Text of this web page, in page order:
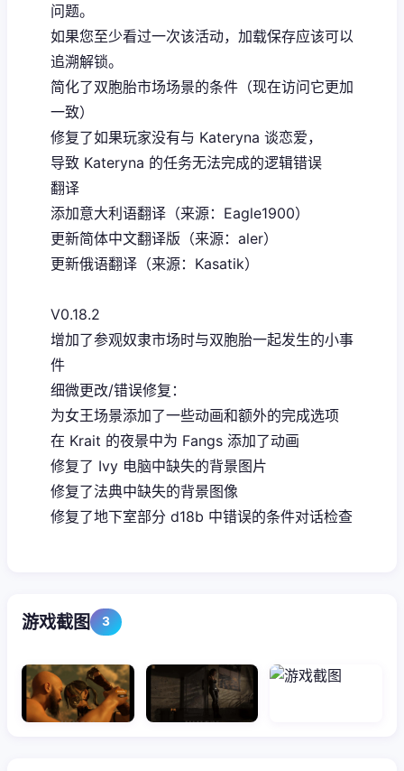
问题。
如果您至少看过一次该活动，加载保存应该可以
追溯解锁。
简化了双胞胎市场场景的条件（现在访问它更加
一致）
修复了如果玩家没有与 Kateryna 谈恋爱，
导致 Kateryna 的任务无法完成的逻辑错误
翻译
添加意大利语翻译（来源：Eagle1900）
更新简体中文翻译版（来源：aler）
更新俄语翻译（来源：Kasatik）
V0.18.2
增加了参观奴隶市场时与双胞胎一起发生的小事
件
细微更改/错误修复：
为女王场景添加了一些动画和额外的完成选项
在 Krait 的夜景中为 Fangs 添加了动画
修复了 Ivy 电脑中缺失的背景图片
修复了法典中缺失的背景图像
修复了地下室部分 d18b 中错误的条件对话检查
游戏截图 3